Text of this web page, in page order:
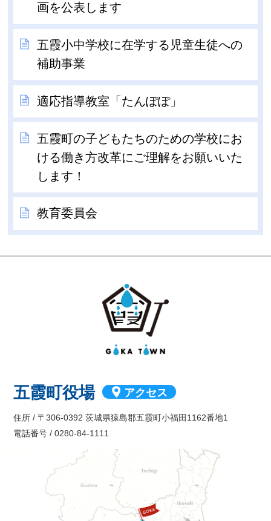
画を公表します
五霞小中学校に在学する児童生徒への
補助事業
適応指導教室「たんぽぽ」
五霞町の子どもたちのための学校にお
ける働き方改革にご理解をお願いいた
します！
教育委員会
五霞町役場 アクセス
住所 / 〒306-0392 茨城県猿島郡五霞町小福田1162番地1
電話番号 / 0280-84-1111